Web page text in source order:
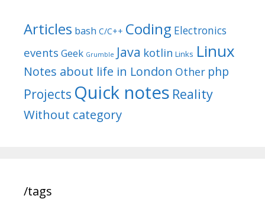
Articles bash C/C++ Coding Electronics
events Geek Grumble Java kotlin Links Linux
Notes about life in London Other php
Projects Quick notes Reality
Without category
/tags